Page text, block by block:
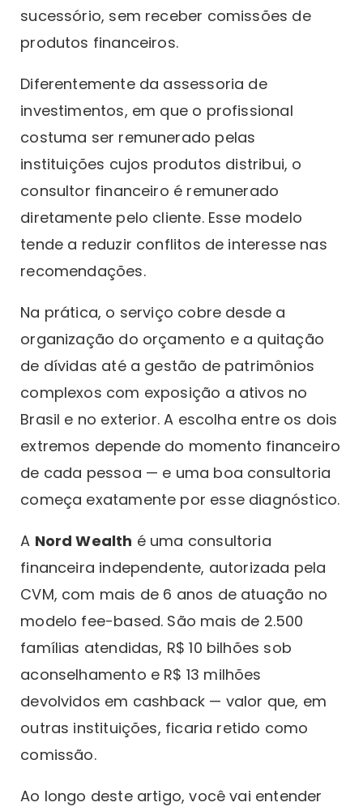
sucessório, sem receber comissões de
produtos financeiros.
Diferentemente da assessoria de
investimentos, em que o profissional
costuma ser remunerado pelas
instituições cujos produtos distribui, o
consultor financeiro é remunerado
diretamente pelo cliente. Esse modelo
tende a reduzir conflitos de interesse nas
recomendações.
Na prática, o serviço cobre desde a
organização do orçamento e a quitação
de dívidas até a gestão de patrimônios
complexos com exposição a ativos no
Brasil e no exterior. A escolha entre os dois
extremos depende do momento financeiro
de cada pessoa — e uma boa consultoria
começa exatamente por esse diagnóstico.
A Nord Wealth é uma consultoria
financeira independente, autorizada pela
CVM, com mais de 6 anos de atuação no
modelo fee-based. São mais de 2.500
famílias atendidas, R$ 10 bilhões sob
aconselhamento e R$ 13 milhões
devolvidos em cashback — valor que, em
outras instituições, ficaria retido como
comissão.
Ao longo deste artigo, você vai entender